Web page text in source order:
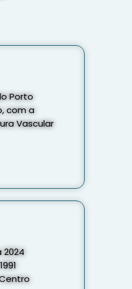
Porto
com a
Vascular
2024